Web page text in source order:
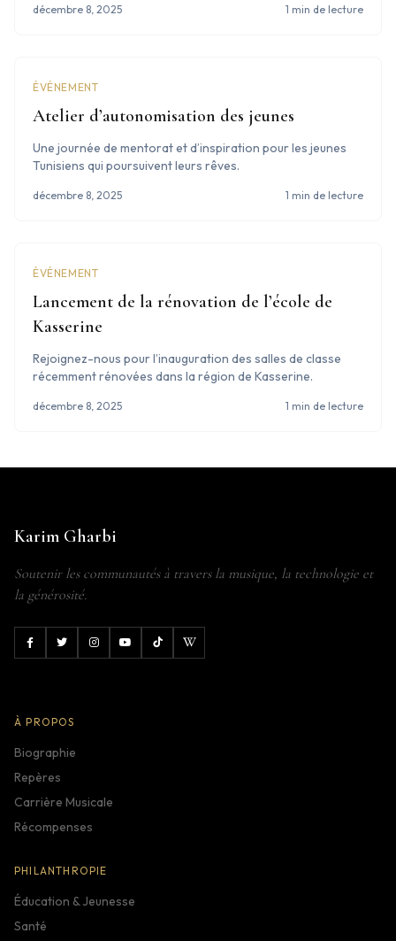
décembre 8, 2025 1 min de lecture
ÉVÉNEMENT
Atelier d’autonomisation des jeunes
Une journée de mentorat et d’inspiration pour les jeunes
Tunisiens qui poursuivent leurs rêves.
décembre 8, 2025 1 min de lecture
ÉVÉNEMENT
Lancement de la rénovation de l’école de
Kasserine
Rejoignez-nous pour l’inauguration des salles de classe
récemment rénovées dans la région de Kasserine.
décembre 8, 2025 1 min de lecture
Karim Gharbi
Soutenir les communautés à travers la musique, la technologie et
la générosité.
À PROPOS
Biographie
Repères
Carrière Musicale
Récompenses
PHILANTHROPIE
Éducation & Jeunesse
Santé